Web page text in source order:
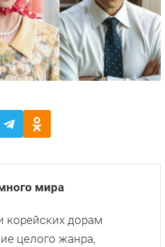
мира
корейских дорам
целого жанра,